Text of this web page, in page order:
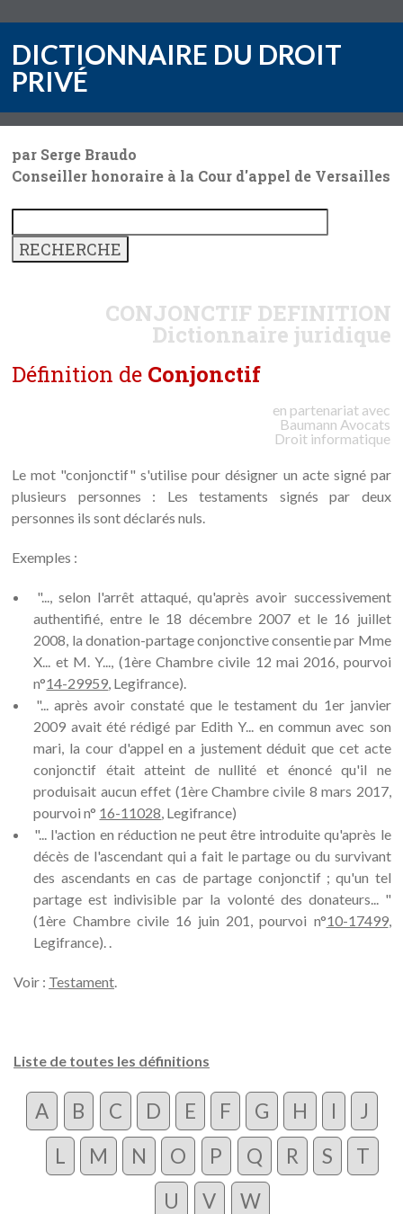
DICTIONNAIRE DU DROIT
PRIVÉ
par Serge Braudo
Conseiller honoraire à la Cour d'appel de Versailles
CONJONCTIF DEFINITION
Dictionnaire juridique
Définition de Conjonctif
en partenariat avec
Baumann Avocats
Droit informatique
Le mot "conjonctif" s'utilise pour désigner un acte signé par
plusieurs personnes : Les testaments signés par deux
personnes ils sont déclarés nuls.
Exemples :
"..., selon l'arrêt attaqué, qu'après avoir successivement
authentifié, entre le 18 décembre 2007 et le 16 juillet
2008, la donation-partage conjonctive consentie par Mme
X... et M. Y..., (1ère Chambre civile 12 mai 2016, pourvoi
n°14-29959, Legifrance).
"... après avoir constaté que le testament du 1er janvier
2009 avait été rédigé par Edith Y... en commun avec son
mari, la cour d'appel en a justement déduit que cet acte
conjonctif était atteint de nullité et énoncé qu'il ne
produisait aucun effet (1ère Chambre civile 8 mars 2017,
pourvoi n° 16-11028, Legifrance)
"... l'action en réduction ne peut être introduite qu'après le
décès de l'ascendant qui a fait le partage ou du survivant
des ascendants en cas de partage conjonctif ; qu'un tel
partage est indivisible par la volonté des donateurs... "
(1ère Chambre civile 16 juin 201, pourvoi n°10-17499,
Legifrance). .
Voir : Testament.
Liste de toutes les définitions
A B C D E F G H I
J
L
M N O P Q R S
T
U
V W